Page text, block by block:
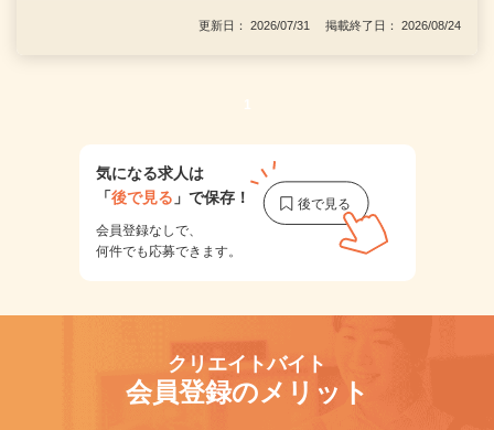
更新日： 2026/07/31 掲載終了日： 2026/08/24
1
気になる求人は
「後で見る 」で保存！
会員登録なしで、
何件でも応募できます。
クリエイトバイト
会員登録のメリット